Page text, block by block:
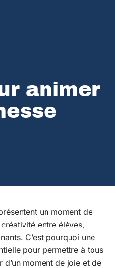
animer
un moment de
entre élèves,
C’est pourquoi une
pour permettre à tous
moment de joie et de